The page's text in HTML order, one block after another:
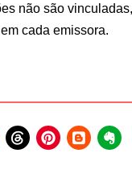
não são vinculadas,
cada emissora.